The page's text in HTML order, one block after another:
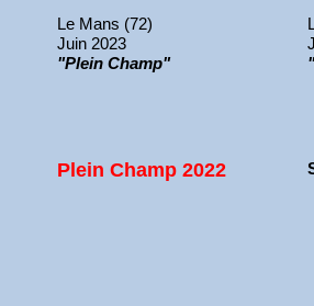
Le Mans (72)
Juin 2023
"Plein Champ"
Plein Champ 2022